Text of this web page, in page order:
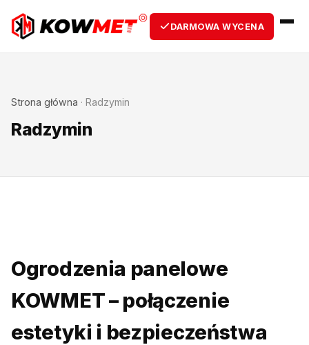
DARMOWA WYCENA
Strona główna · Radzymin
Radzymin
Ogrodzenia panelowe
KOWMET – połączenie
estetyki i bezpieczeństwa